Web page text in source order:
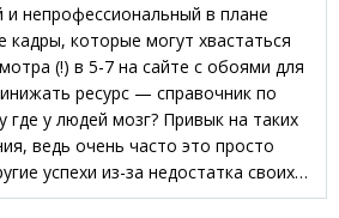
непрофессиональный в плане
кадры, которые могут хвастаться
(!) в 5-7 на сайте с обоями для
ресурс — справочник по
у людей мозг? Привык на таких
ведь очень часто это просто
успехи из-за недостатка своих…